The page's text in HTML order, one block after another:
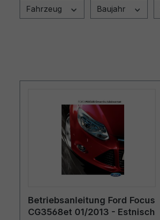
Fahrzeug Baujahr
Betriebsanleitung Ford Focus
CG3568et 01/2013 - Estnisch